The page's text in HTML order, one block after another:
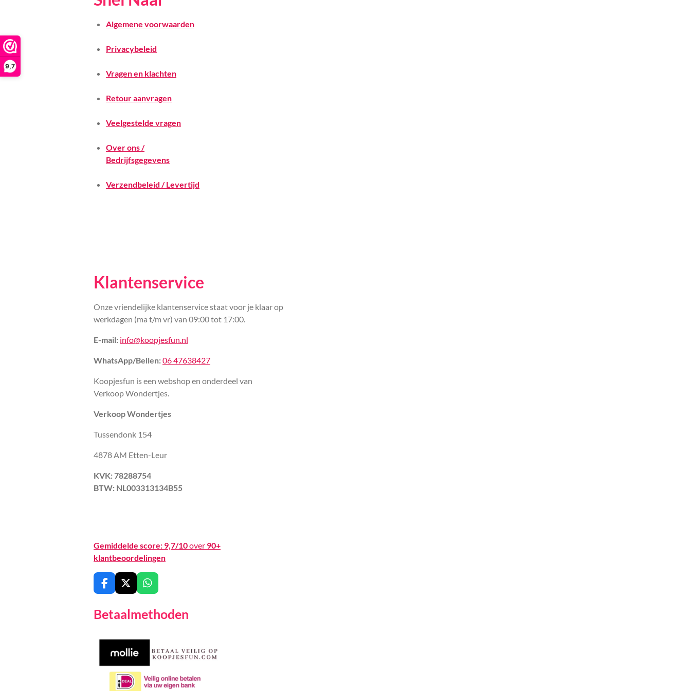
9,7
Algemene voorwaarden
Privacybeleid
Vragen en klachten
Retour aanvragen
Veelgestelde vragen
Over ons /
Bedrijfsgegevens
Verzendbeleid / Levertijd
Klantenservice
Onze vriendelijke klantenservice staat voor je klaar op
werkdagen (ma t/m vr) van 09:00 tot 17:00.
E-mail: info@koopjesfun.nl
WhatsApp/Bellen:06 47638427
Koopjesfun is een webshop en onderdeel van
Verkoop Wondertjes.
Verkoop Wondertjes
Tussendonk 154
4878 AM Etten-Leur
KVK: 78288754
BTW: NL003313134B55
Gemiddelde score: 9,7/10over 90+
klantbeoordelingen
F
a
e
X
W
h
t
Betaalmethoden